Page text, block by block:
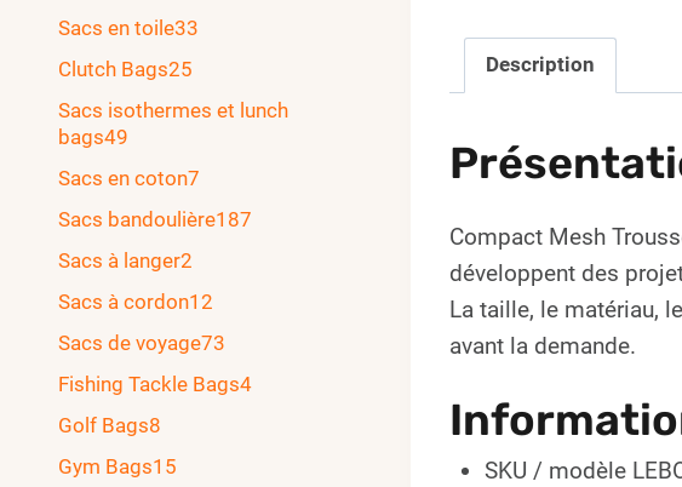
Description
Compact Mesh
développent des
La taille, le matériau,
avant la demande.
SKU / modèle
Sacs en toile33
Clutch Bags25
Sacs isothermes et lunch
bags49
Sacs en coton7
Sacs bandoulière187
Sacs à langer2
Sacs à cordon12
Sacs de voyage73
Fishing Tackle Bags4
Golf Bags8
Gym Bags15